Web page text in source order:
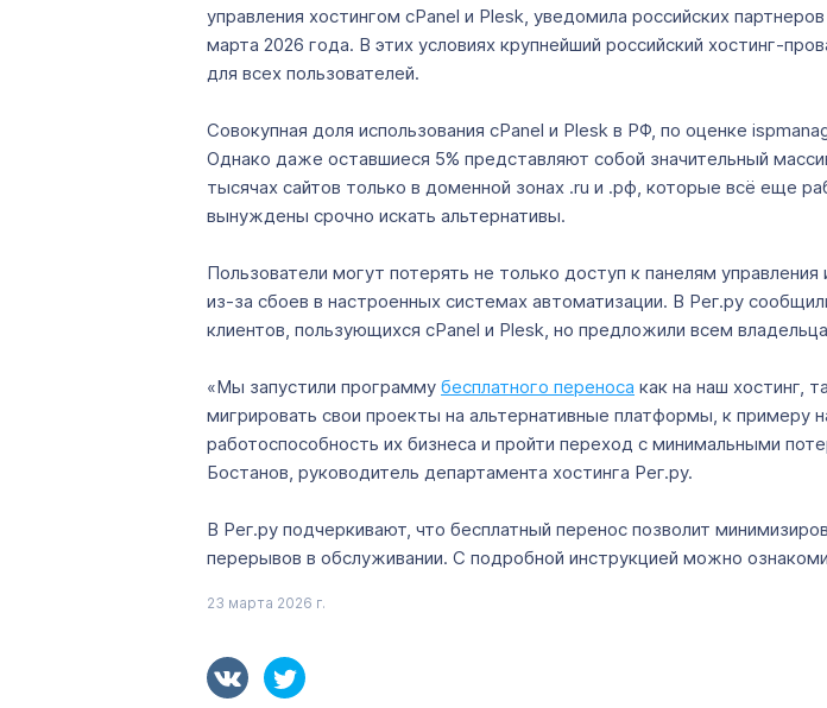
управления хостингом cPanel и Plesk, уведомила российских
марта 2026 года. В этих условиях крупнейший российский хостинг-
для всех пользователей.
Совокупная доля использования cPanel и Plesk в РФ, по оценке
Однако даже оставшиеся 5% представляют собой значительный
тысячах сайтов только в доменной зонах .ru и .рф, которые всё еще
вынуждены срочно искать альтернативы.
Пользователи могут потерять не только доступ к панелям
из-за сбоев в настроенных системах автоматизации. В Рег.ру
клиентов, пользующихся cPanel и Plesk, но предложили всем
«Мы запустили программу бесплатного переноса как на наш хостинг,
мигрировать свои проекты на альтернативные платформы, к примеру
работоспособность их бизнеса и пройти переход с минимальными
Бостанов, руководитель департамента хостинга Рег.ру.
В Рег.ру подчеркивают, что бесплатный перенос позволит
перерывов в обслуживании. С подробной инструкцией можно
23 марта 2026 г.